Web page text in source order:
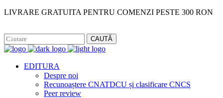
LIVRARE GRATUITA PENTRU COMENZI PESTE 300 RON
CAUTĂ
EDITURA
Despre noi
Recunoaștere CNATDCU și clasificare CNCS
Peer review